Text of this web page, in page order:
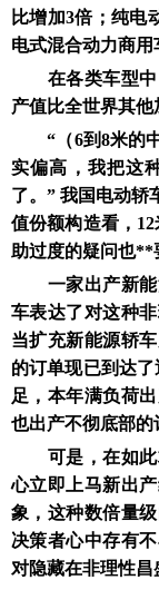
比增加3倍；纯电
电式混合动力商用
在各类车型中
产值比全世界其他
“（6到8米的中
实偏高，我把这
了。” 我国电动轿
值份额构造看，
助过度的疑问也**
一家出产新能
车表达了对这种
当扩充新能源轿
的订单现已到达
足，本年满负荷
也出产不彻底部的
可是，在如此
心立即上马新出
象，这种数倍量
决策者心中存有
对隐藏在非理性昌